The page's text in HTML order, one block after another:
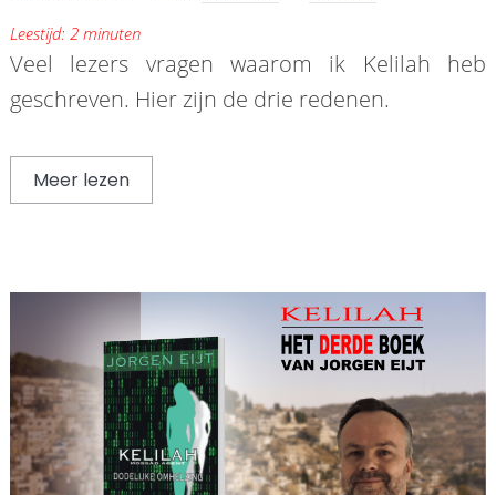
Leestijd: 2 minuten
Veel lezers vragen waarom ik Kelilah heb
geschreven. Hier zijn de drie redenen.
Meer lezen